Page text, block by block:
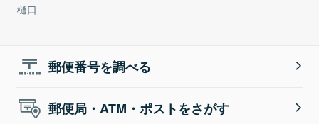
樋口
郵便番号を調べる
郵便局・ATM・ポストをさがす